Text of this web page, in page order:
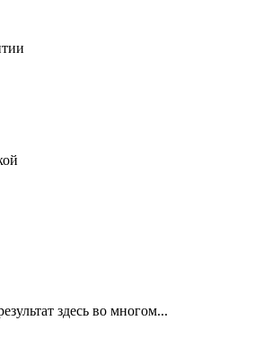
здесь во многом...